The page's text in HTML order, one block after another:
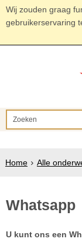
Wij zouden graag
gebruikerservaring
Home Alle
Whatsapp
U kunt ons een